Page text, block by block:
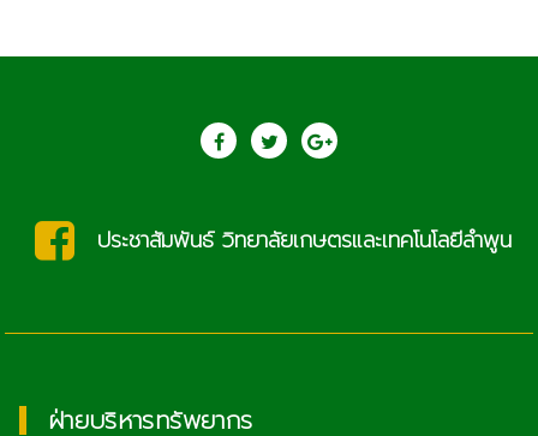
ประชาสัมพันธ์ วิทยาลัยเกษตรและเทคโนโลยีลำพูน
ฝ่ายบริหารทรัพยากร